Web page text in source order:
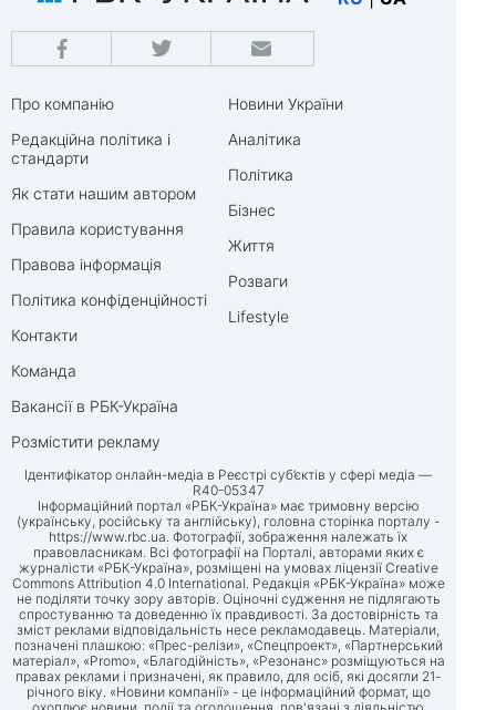
Про компанію
Редакційна політика і
стандарти
Як стати нашим автором
Правила користування
Правова інформація
Політика конфіденційності
Контакти
Команда
Вакансії в РБК-Україна
Розмістити рекламу
Новини України
Аналітика
Політика
Бізнес
Життя
Розваги
Lifestyle
Ідентифікатор онлайн-медіа в Реєстрі суб’єктів у сфері медіа —
R40-05347
Інформаційний портал «РБК-Україна» має тримовну версію
(українську, російську та англійську), головна сторінка порталу -
https://www.rbc.ua. Фотографії, зображення належать їх
правовласникам. Всі фотографії на Порталі, авторами яких є
журналісти «РБК-Україна», розміщені на умовах ліцензії Creative
Commons Attribution 4.0 International. Редакція «РБК-Україна» може
не поділяти точку зору авторів. Оціночні судження не підлягають
спростуванню та доведенню їх правдивості. За достовірність та
зміст реклами відповідальність несе рекламодавець. Матеріали,
позначені плашкою: «Прес-релізи», «Спецпроект», «Партнерський
матеріал», «Promo», «Благодійність», «Резонанс» розміщуються на
правах реклами і призначені, як правило, для осіб, які досягли 21-
річного віку. «Новини компанії» - це інформаційний формат, що